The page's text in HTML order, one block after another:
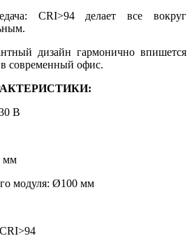
CRI>94 делает все вокруг
дизайн гармонично впишется
современный офис.
В
мм
модуля: Ø100 мм